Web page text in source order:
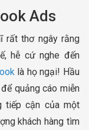
Ads
rất thơ ngây rằng
hễ cứ nghe đến
là họ ngại! Hầu
quảng cáo miễn
tiếp cận của một
khách hàng tìm